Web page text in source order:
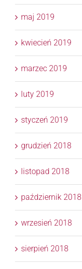
maj 2019
kwiecień 2019
marzec 2019
luty 2019
styczeń 2019
grudzień 2018
listopad 2018
październik 2018
wrzesień 2018
sierpień 2018